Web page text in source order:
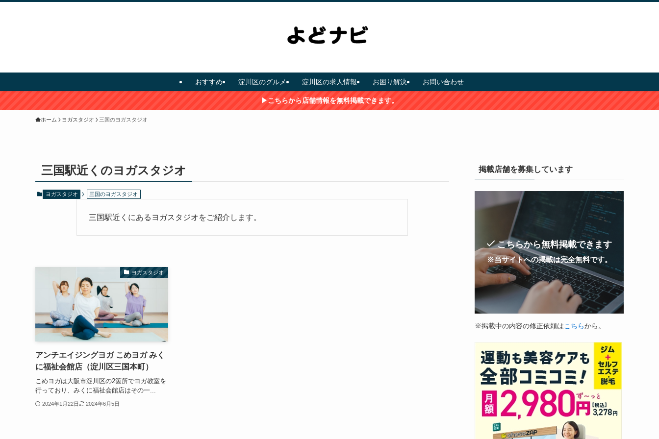
おすすめ 淀川区のグルメ 淀川区の求人情報 お困り解決 お問い合わせ
▶こちらから店舗情報を無料掲載できます。
ホーム ヨガスタジオ 三国のヨガスタジオ
三国駅近くのヨガスタジオ
ヨガスタジオ 三国のヨガスタジオ
三国駅近くにあるヨガスタジオをご紹介します。
ヨガスタジオ
アンチエイジングヨガ こめヨガ みく
に福祉会館店（淀川区三国本町）
こめヨガは大阪市淀川区の2箇所でヨガ教室を
行っており、みくに福祉会館店はその一...
2024年1月22日 2024年6月5日
掲載店舗を募集しています
こちらから無料掲載できます
※当サイトへの掲載は完全無料です。
※掲載中の内容の修正依頼はこちらから。